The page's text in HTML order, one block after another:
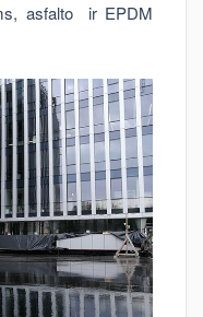
asfalto ir EPDM